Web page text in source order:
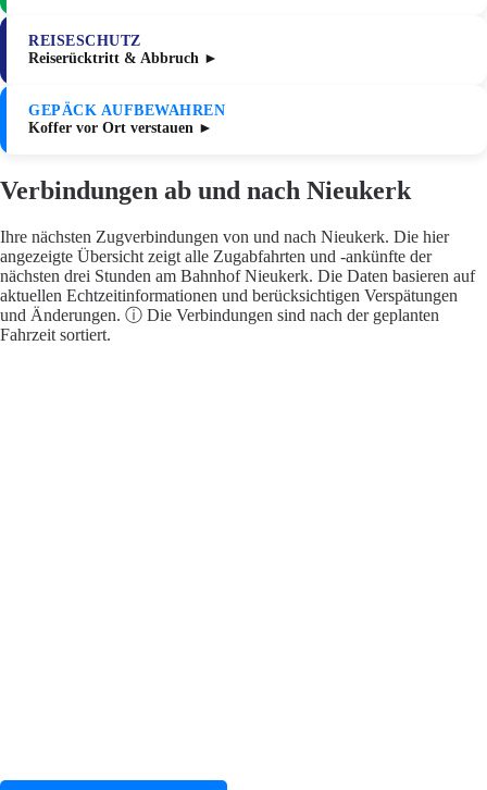
REISESCHUTZ
Reiserücktritt & Abbruch ►
GEPÄCK AUFBEWAHREN
Koffer vor Ort verstauen ►
Verbindungen ab und nach Nieukerk
Ihre nächsten Zugverbindungen von und nach Nieukerk. Die hier
angezeigte Übersicht zeigt alle Zugabfahrten und -ankünfte der
nächsten drei Stunden am Bahnhof Nieukerk. Die Daten basieren auf
aktuellen Echtzeitinformationen und berücksichtigen Verspätungen
und Änderungen. ⓘ Die Verbindungen sind nach der geplanten
Fahrzeit sortiert.